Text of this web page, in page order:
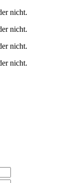
nicht.
nicht.
nicht.
nicht.